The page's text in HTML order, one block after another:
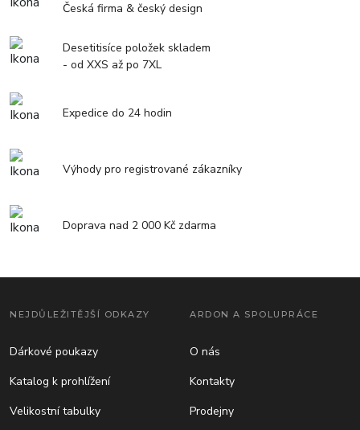
Česká firma & český design
Desetitisíce položek skladem
- od XXS až po 7XL
Expedice do 24 hodin
Výhody pro registrované zákazníky
Doprava nad 2 000 Kč zdarma
NEJDŮLEŽITĚJŠÍ ODKAZY
Dárkové poukazy
Katalog k prohlížení
Velikostní tabulky
ARDON A SPOLUPRÁCE
O nás
Kontakty
Prodejny